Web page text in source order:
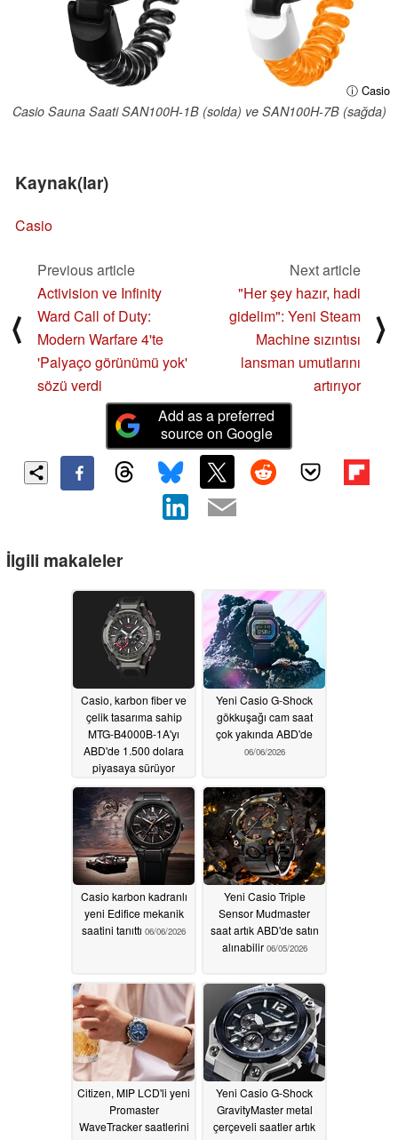
ⓘ Casio
Casio Sauna Saati SAN100H-1B (solda) ve SAN100H-7B (sağda)
Kaynak(lar)
Casio
⟨
Previous article
Activision ve Infinity
Ward Call of Duty:
Modern Warfare 4'te
'Palyaço görünümü yok'
sözü verdi
Next article
"Her şey hazır, hadi
gidelim": Yeni Steam
Machine sızıntısı
lansman umutlarını
artırıyor
⟩
Add as a preferred
source on Google
İlgili makaleler
Casio, karbon fiber ve
çelik tasarıma sahip
MTG-B4000B-1A'yı
ABD'de 1.500 dolara
piyasaya sürüyor
06/10/2026
Yeni Casio G-Shock
gökkuşağı cam saat
çok yakında ABD'de
06/06/2026
Casio karbon kadranlı
yeni Edifice mekanik
saatini tanıttı 06/06/2026
Yeni Casio Triple
Sensor Mudmaster
saat artık ABD'de satın
alınabilir 06/05/2026
Citizen, MIP LCD'li yeni
Promaster
WaveTracker saatlerini
Yeni Casio G-Shock
GravityMaster metal
çerçeveli saatler artık